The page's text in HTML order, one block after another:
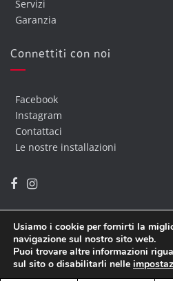
Servizi
Garanzia
Connettiti con noi
Facebook
Instagram
Contattaci
Le nostre installazioni
Copyright @ 2019 Euro
Usiamo i cookie per fornirti la
navigazione sul nostro sito web.
Puoi trovare altre informazioni
sul sito o disabilitarli nelle